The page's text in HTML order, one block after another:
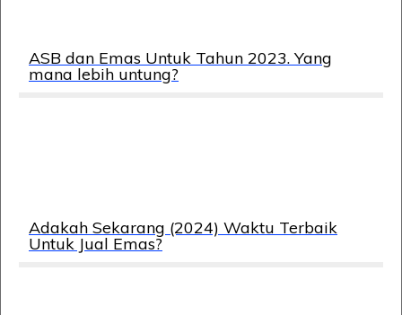
ASB dan Emas Untuk Tahun 2023. Yang
mana lebih untung?
Adakah Sekarang (2024) Waktu Terbaik
Untuk Jual Emas?